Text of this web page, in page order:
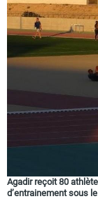
Agadir reçoit 80
d’entrainement sous le